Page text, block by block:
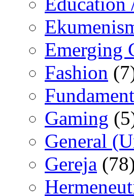
Emerging
Fashion
Gaming
General
Gereja